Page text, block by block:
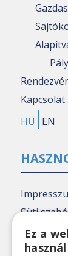
Kapcsolat
HU
EN
Süti
Nézőpont
Ez a
használ